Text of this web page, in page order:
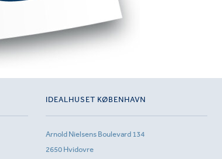
IDEALHUSET KØBENHAVN
Arnold Nielsens Boulevard 134
2650 Hvidovre